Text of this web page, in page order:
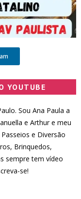
YOUTUBE
Sou Ana Paula a
e Arthur e meu
e Diversão
Brinquedos,
sempre tem vídeo
se!